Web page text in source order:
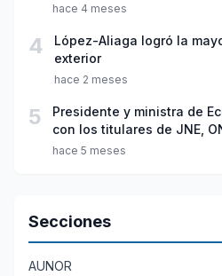
hace 4 meses
4
López-Aliaga logró la
exterior
hace 2 meses
5
Presidente y ministra de
con los titulares de JNE,
hace 5 meses
Secciones
AUNOR